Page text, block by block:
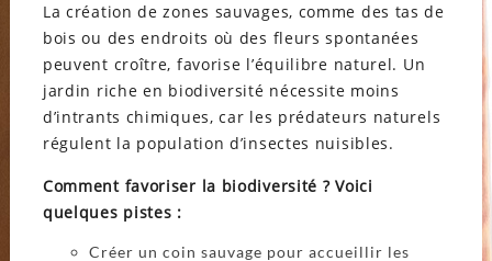
La création de zones sauvages, comme des tas de
bois ou des endroits où des fleurs spontanées
peuvent croître, favorise l’équilibre naturel. Un
jardin riche en biodiversité nécessite moins
d’intrants chimiques, car les prédateurs naturels
régulent la population d’insectes nuisibles.
Comment favoriser la biodiversité ? Voici
quelques pistes :
Créer un coin sauvage pour accueillir les